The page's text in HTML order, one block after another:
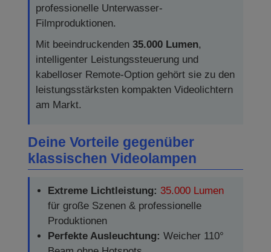
professionelle Unterwasser-
Filmproduktionen.
Mit beeindruckenden 35.000 Lumen,
intelligenter Leistungssteuerung und
kabelloser Remote-Option gehört sie zu den
leistungsstärksten kompakten Videolichtern
am Markt.
Deine Vorteile gegenüber
klassischen Videolampen
Extreme Lichtleistung: 35.000 Lumen
für große Szenen & professionelle
Produktionen
Perfekte Ausleuchtung: Weicher 110°